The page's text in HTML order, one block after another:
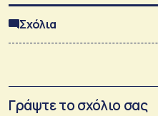
Σχόλια
Γράψτε το σχόλιο σας